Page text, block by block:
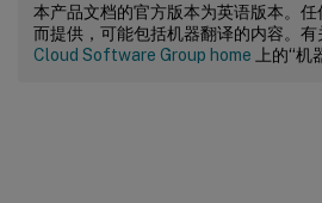
本产品文档的官方版本为英语版本。
而提供，可能包括机器翻译的内容。
Cloud Software Group home 上的“机